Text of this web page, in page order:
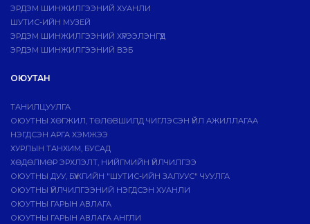
ЭРДЭМ ШИНЖИЛГЭЭНИЙ ХУАНЛИ
ШУТИС-ИЙН МУЗЕЙ
ЭРДЭМ ШИНЖИЛГЭЭНИЙ ХҮРЭЭЛЭНГҮҮД
ЭРДЭМ ШИНЖИЛГЭЭНИЙ ВЭБ
ОЮУТАН
ТАНИЛЦУУЛГА
ОЮУТНЫ ХӨГЖИЛ, ТӨЛӨВШИЛД ЧИГЛЭСЭН ҮЙЛ АЖИЛЛАГАА
НЭГДСЭН АРГА ХЭМЖЭЭ
ХУРЛЫН ТАНХИМ, БУСАД
ХӨДӨЛМӨР ЭРХЛЭЛТ, НИЙГМИЙН ҮЙЛЧИЛГЭЭ
ОЮУТНЫ ДУУ, БҮЖГИЙН "ШУТИС-ИЙН ЗАЛУУС" ЧУУЛГА
ОЮУТНЫ ҮЙЛЧИЛГЭЭНИЙ НЭГДСЭН ХУАНЛИ
ОЮУТНЫ ГАРЫН АВЛАГА
ОЮУТНЫ ГАРЫН АВЛАГА АНГЛИ